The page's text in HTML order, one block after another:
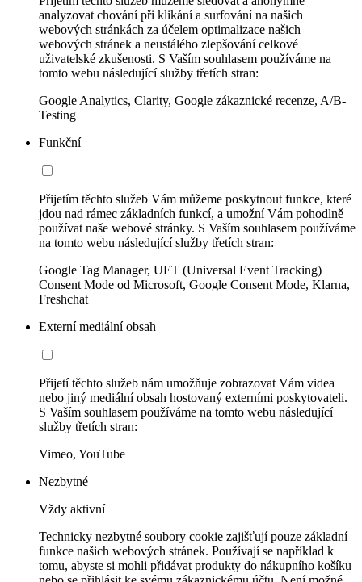
analyzovat chování při klikání a surfování na našich
webových stránkách za účelem optimalizace našich
webových stránek a neustálého zlepšování celkové
uživatelské zkušenosti. S Vaším souhlasem používáme na
tomto webu následující služby třetích stran:
Google Analytics, Clarity, Google zákaznické recenze, A/B-
Testing
Funkční
Přijetím těchto služeb Vám můžeme poskytnout funkce, které
jdou nad rámec základních funkcí, a umožní Vám pohodlně
používat naše webové stránky. S Vaším souhlasem používáme
na tomto webu následující služby třetích stran:
Google Tag Manager, UET (Universal Event Tracking)
Consent Mode od Microsoft, Google Consent Mode, Klarna,
Freshchat
Externí mediální obsah
Přijetí těchto služeb nám umožňuje zobrazovat Vám videa
nebo jiný mediální obsah hostovaný externími poskytovateli.
S Vaším souhlasem používáme na tomto webu následující
služby třetích stran:
Vimeo, YouTube
Nezbytné
Vždy aktivní
Technicky nezbytné soubory cookie zajišťují pouze základní
funkce našich webových stránek. Používají se například k
tomu, abyste si mohli přidávat produkty do nákupního košíku